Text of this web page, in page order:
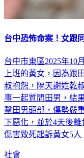
台中恐怖命案！女跟
台中市東區2025年10
上班的黃女，因為跟
叔抱怨，隔天謝姓乾
事一起質問田男，結
擊田男頭部，傷勢嚴
下惡化，並於4天後
傷害致死起訴黃女5人
社會